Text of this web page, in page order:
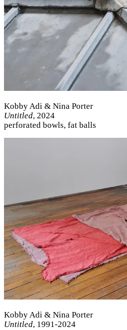
Kobby Adi & Nina Porter
Untitled, 2024
perforated bowls, fat balls
Kobby Adi & Nina Porter
Untitled, 1991-2024